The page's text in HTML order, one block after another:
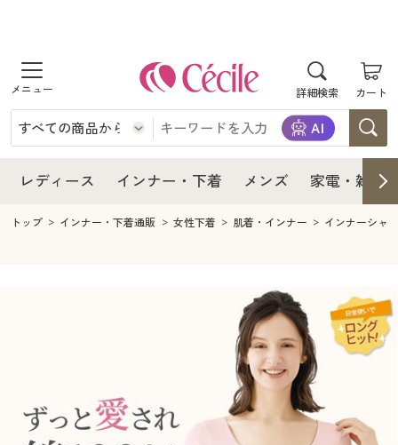
詳細検索 カート
商品を探す
レディース
レディースファッション
インナー・下着
インナー・下着通販すべて
メンズ
キッチン・雑貨・日用品
家具・収納
美容・健康通販すべて
制服・スクール
レディース インナー・下着 メンズ 家電・雑貨
レディース
レディース通販すべて
レディースファッション
インナー・下着
インナー・下着通販すべて
メンズ
寝具・ベッド
美容・健康・サプリメント
制服・スクールすべて
大きいサイズ
トップ インナー・下着通販 女性下着 肌着・インナー インナーシャ